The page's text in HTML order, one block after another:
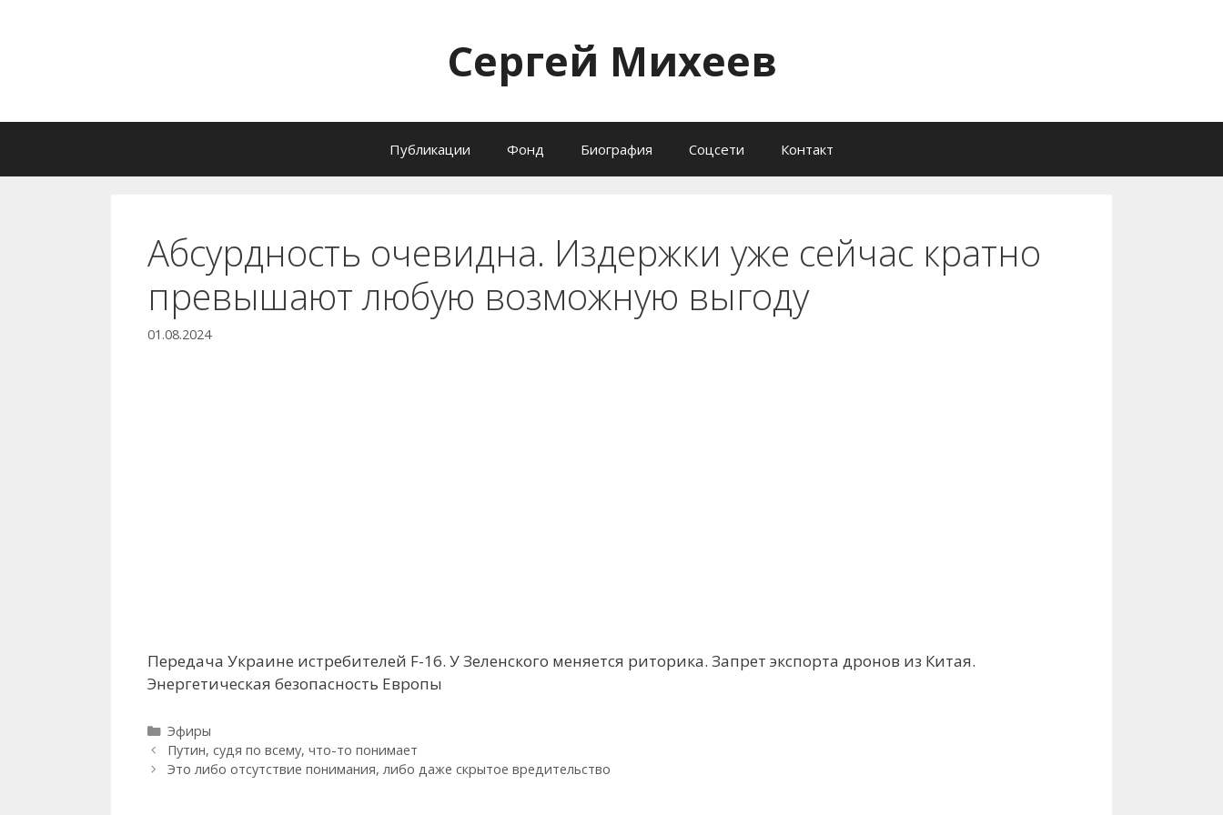
Сергей Михеев
Публикации Фонд Биография Соцсети Контакт
Абсурдность очевидна. Издержки уже сейчас кратно
превышают любую возможную выгоду
01.08.2024
Передача Украине истребителей F-16. У Зеленского меняется риторика. Запрет экспорта дронов из Китая.
Энергетическая безопасность Европы
Рубрики
Эфиры
Путин, судя по всему, что-то понимает
Это либо отсутствие понимания, либо даже скрытое вредительство